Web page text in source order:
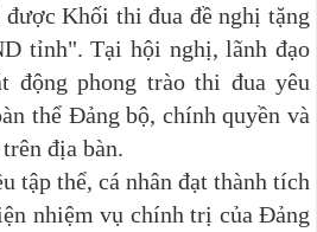
Khối thi đua đề nghị tặng
tỉnh".Tại hội nghị, lãnh đạo
động phong trào thi đua yêu
thể Đảng bộ, chính quyền và
địa bàn.
tập thể, cá nhân đạt thành tích
nhiệm vụ chính trị của Đảng